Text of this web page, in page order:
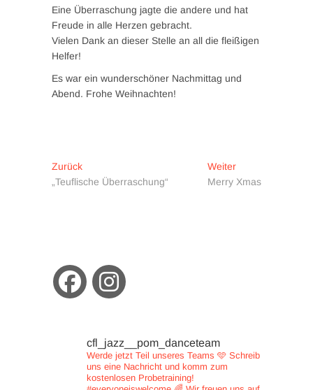
Eine Überraschung jagte die andere und hat
Freude in alle Herzen gebracht.
Vielen Dank an dieser Stelle an all die fleißigen
Helfer!
Es war ein wunderschöner Nachmittag und
Abend. Frohe Weihnachten!
Beitragsnavigation
ZurückVorheriger
Beitrag:
„Teuflische Überraschung“
WeiterNächster
Beitrag:
Merry Xmas
cfl_jazz__pom_danceteam
Werde jetzt Teil unseres Teams 🩵 Schreib
uns eine Nachricht und komm zum
kostenlosen Probetraining!